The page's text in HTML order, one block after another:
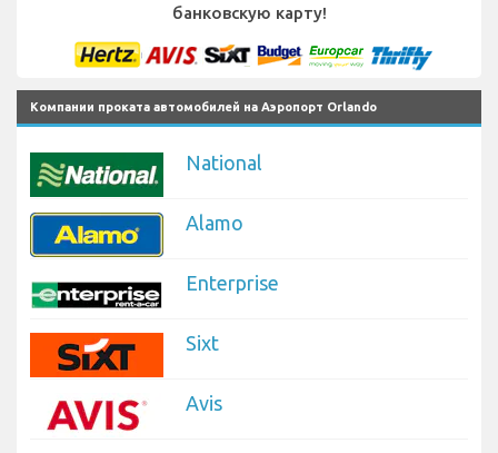
банковскую карту!
Компании проката автомобилей на Аэропорт Orlando
National
Alamo
Enterprise
Sixt
Avis